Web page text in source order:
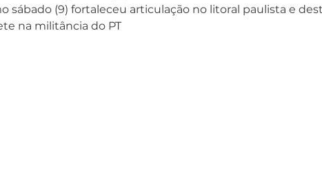
sábado (9) fortaleceu articulação no litoral paulista e
na militância do PT